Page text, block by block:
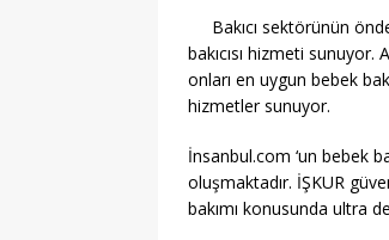
Bakıcı sektörünün
bakıcısı hizmeti
onları en uygun bebek
hizmetler sunuyor.
İnsanbul.com ‘un bebek
oluşmaktadır. İŞKUR
bakımı konusunda ultra